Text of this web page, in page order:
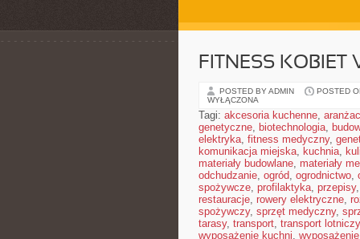
FITNESS KOBIET
POSTED BY ADMIN POSTED
WYŁĄCZONA
Tagi: akcesoria kuchenne,
genetyczne, biotechnologia,
elektryka, fitness medyczny,
komunikacja miejska, kuchnia,
materiały budowlane, materiały
odchudzanie, ogród, ogrodnictwo,
spożywcze, profilaktyka, przepisy,
restauracje, rowery elektryczne,
spożywczy, sprzęt medyczny,
tarasy, transport, transport lotniczy
wyposażenie kuchni,